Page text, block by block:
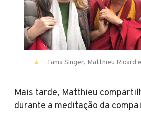
Tania Singer, Matthieu Ricard
Mais tarde, Matthieu
durante a meditação da